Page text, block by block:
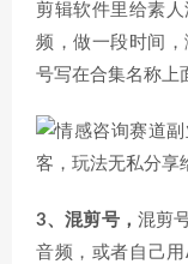
剪辑软件里给素
频，做一段时间
号写在合集名称上
3、混剪号， 混剪
音频，或者自己